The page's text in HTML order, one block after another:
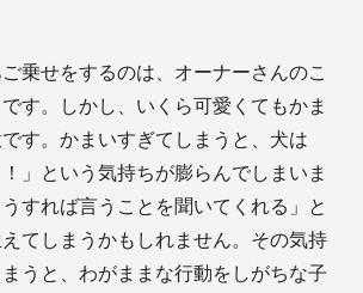
乗せをするのは、オーナーさんのこ
す。しかし、いくら可愛くてもかま
す。かまいすぎてしまうと、犬は
！」という気持ちが膨らんでしまいま
すれば言うことを聞いてくれる」と
てしまうかもしれません。その気持
うと、わがままな行動をしがちな子